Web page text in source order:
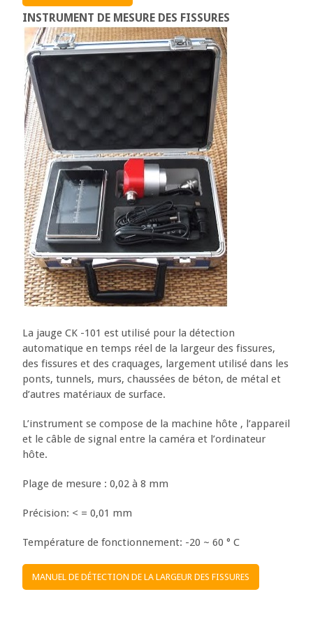
INSTRUMENT DE MESURE DES FISSURES
La jauge CK -101 est utilisé pour la détection
automatique en temps réel de la largeur des fissures,
des fissures et des craquages, largement utilisé dans les
ponts, tunnels, murs, chaussées de béton, de métal et
d’autres matériaux de surface.
L’instrument se compose de la machine hôte , l’appareil
et le câble de signal entre la caméra et l’ordinateur
hôte.
Plage de mesure : 0,02 à 8 mm
Précision: < = 0,01 mm
Température de fonctionnement: -20 ~ 60 ° C
MANUEL DE DÉTECTION DE LA LARGEUR DES FISSURES